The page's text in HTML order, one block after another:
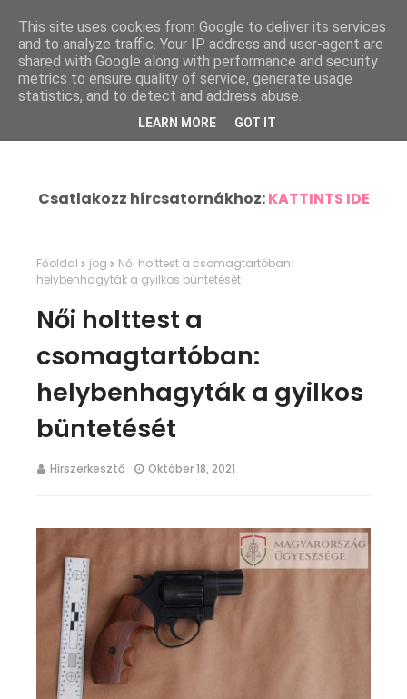
Csatlakozz hírcsatornákhoz:KATTINTS IDE
Főoldal jog
Női holttest a csomagtartóban:
helybenhagyták a gyilkos büntetését
Női holttest a
csomagtartóban:
helybenhagyták a gyilkos
büntetését
Hírszerkesztő Október 18, 2021
This site uses cookies from Google to deliver its services
and to analyze traffic. Your IP address and user-agent are
shared with Google along with performance and security
metrics to ensure quality of service, generate usage
statistics, and to detect and address abuse.
LEARN MORE GOT IT